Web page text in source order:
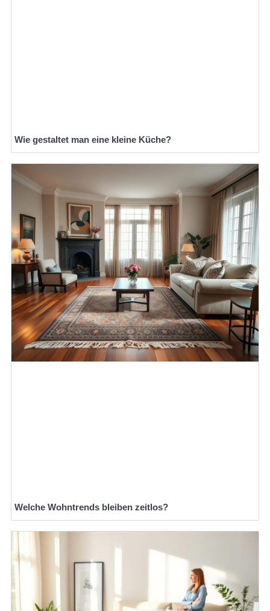
Wie gestaltet man eine kleine Küche?
Welche Wohntrends bleiben zeitlos?